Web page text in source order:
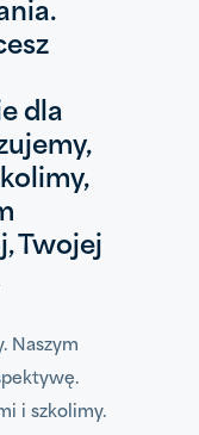
dla
Twojej
Naszym
i szkolimy.